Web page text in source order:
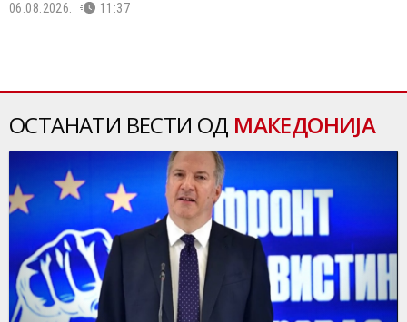
06.08.2026. 11:37
ОСТАНАТИ ВЕСТИ ОД МАКЕДОНИЈА